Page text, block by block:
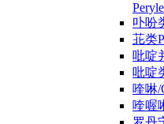
卟吩
苝类
吡啶
吡啶
喹啉/
喹喔